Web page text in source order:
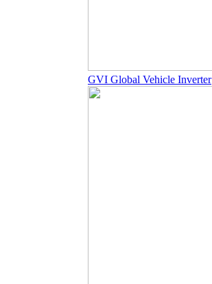
GVI Global Vehicle Inverter